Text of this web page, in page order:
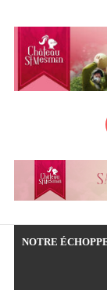
contenu
de
Mesmin
NOTRE